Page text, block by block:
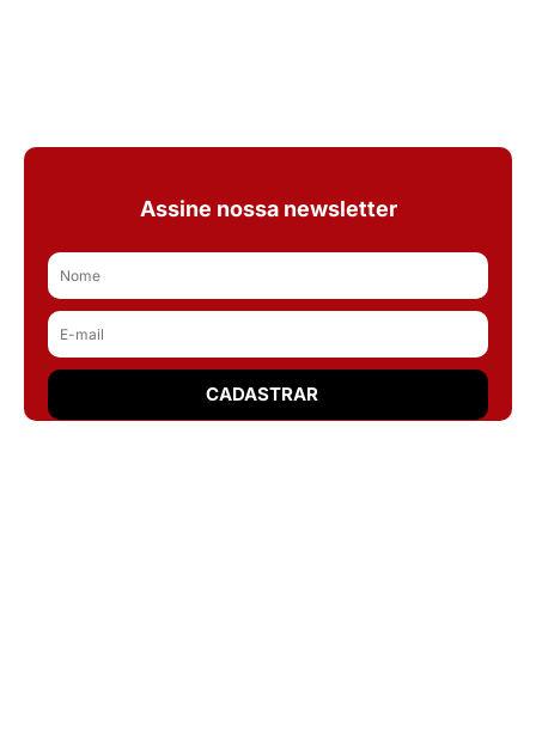
Assine nossa newsletter